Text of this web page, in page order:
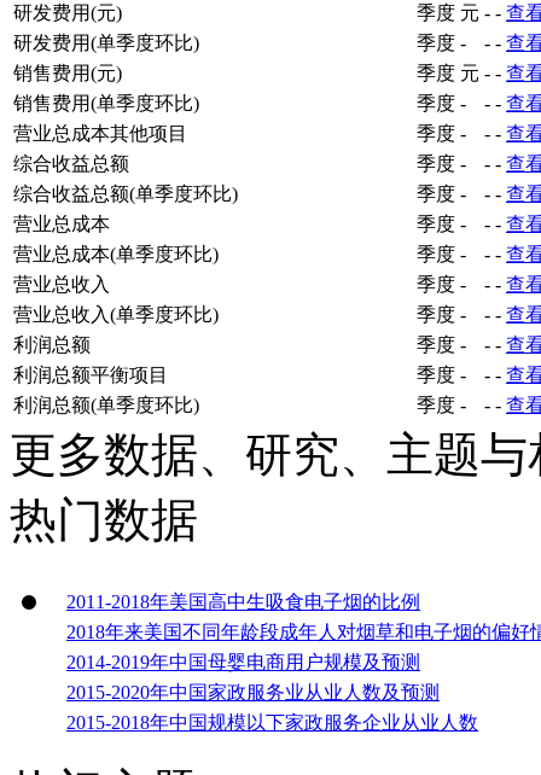
研发费用(元)
季度 元 - - 查
研发费用(单季度环比)
季度 - - - 查
销售费用(元)
季度 元 - - 查
销售费用(单季度环比)
季度 - - - 查
营业总成本其他项目
季度 - - - 查
综合收益总额
季度 - - - 查
综合收益总额(单季度环比)
季度 - - - 查
营业总成本
季度 - - - 查
营业总成本(单季度环比)
季度 - - - 查
营业总收入
季度 - - - 查
营业总收入(单季度环比)
季度 - - - 查
利润总额
季度 - - - 查
利润总额平衡项目
季度 - - - 查
利润总额(单季度环比)
季度 - - - 查
更多数据、研究、主题
热门数据
2011-2018年美国高中生吸食电子烟的比例
2018年来美国不同年龄段成年人对烟草和电子烟的偏好
2014-2019年中国母婴电商用户规模及预测
2015-2020年中国家政服务业从业人数及预测
2015-2018年中国规模以下家政服务企业从业人数